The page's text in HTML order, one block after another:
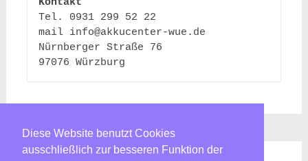
Kontakt
Tel. 0931 299 52 22
mail info@akkucenter-wue.de
Nürnberger Straße 76
97076 Würzburg
Diese Website benutzt Cookies
ausschließlich zur besseren Funktion der